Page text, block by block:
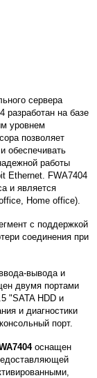
сервера
разработан на базе
уровнем
позволяет
обеспечивать
работы
Ethernet. FWA7404
и является
Home office).
с поддержкой
соединения при
вывода и
двумя портами
"SATA HDD и
и диагностики
порт.
оснащен